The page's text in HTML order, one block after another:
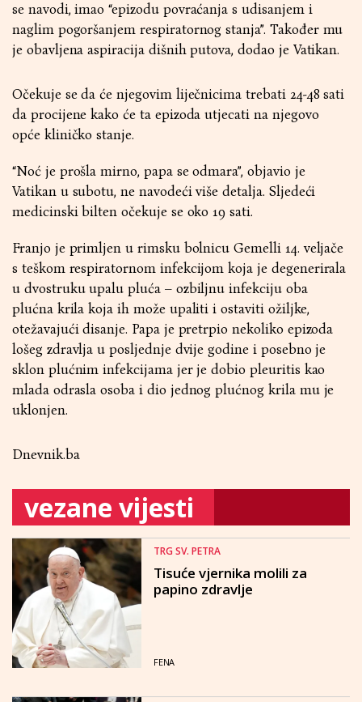
se navodi, imao “epizodu povraćanja s udisanjem i
naglim pogoršanjem respiratornog stanja”. Također mu
je obavljena aspiracija dišnih putova, dodao je Vatikan.
Očekuje se da će njegovim liječnicima trebati 24-48 sati
da procijene kako će ta epizoda utjecati na njegovo
opće kliničko stanje.
“Noć je prošla mirno, papa se odmara”, objavio je
Vatikan u subotu, ne navodeći više detalja. Sljedeći
medicinski bilten očekuje se oko 19 sati.
Franjo je primljen u rimsku bolnicu Gemelli 14. veljače
s teškom respiratornom infekcijom koja je degenerirala
u dvostruku upalu pluća – ozbiljnu infekciju oba
plućna krila koja ih može upaliti i ostaviti ožiljke,
otežavajući disanje. Papa je pretrpio nekoliko epizoda
lošeg zdravlja u posljednje dvije godine i posebno je
sklon plućnim infekcijama jer je dobio pleuritis kao
mlada odrasla osoba i dio jednog plućnog krila mu je
uklonjen.
Dnevnik.ba
vezane vijesti
TRG SV. PETRA
Tisuće vjernika molili za
papino zdravlje
FENA